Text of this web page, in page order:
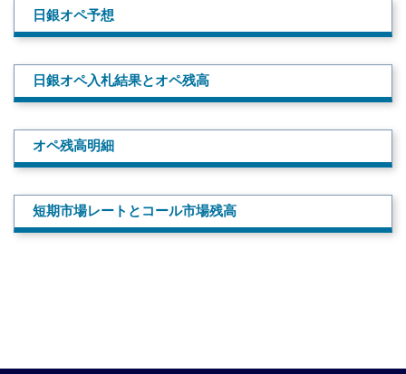
日銀オペ予想
日銀オペ入札結果とオペ残高
オペ残高明細
短期市場レートとコール市場残高